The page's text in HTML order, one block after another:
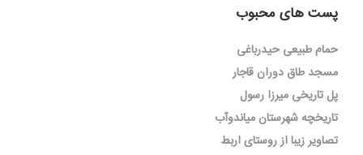
پست های محبوب
حمام طبیعی حیدرباغی
مسجد طاق دوران قاجار
پل تاریخی میرزا رسول
تاریخچه شهرستان میاندوآب
تصاویر زیبا از روستای اربط